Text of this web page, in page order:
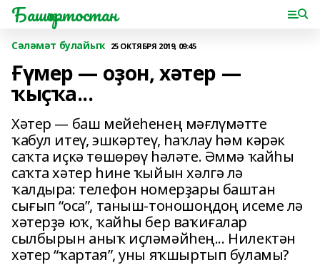
Башҡортостан
Сәләмәт булайыҡ 25 ОКТЯБРЯ 2019, 09:45
Ғүмер — оҙон, хәтер —
ҡыҫҡа...
Хәтер — баш мейеһенең мәғлүмәтте
ҡабул итеү, эшкәртеү, һаҡлау һәм кәрәк
саҡта иҫкә төшөрөү һәләте. Әммә ҡайһы
саҡта хәтер һине ҡыйын хәлгә лә
ҡалдыра: телефон номерҙары баштан
сығып “оса”, таныш-тоношоңдоң исеме лә
хәтерҙә юҡ, ҡайһы бер ваҡиғалар
сылбырын аныҡ иҫләмәйһең... Нилектән
хәтер “ҡартая”, уны яҡшыртып буламы?